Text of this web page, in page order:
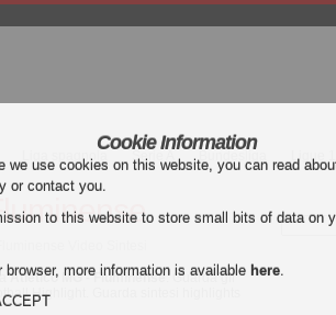
Liga spagnola Serie A Ligue 1
Video Sintesi
Atletico MG - Fluminense . Guarda gli
Highlight. Guarda sintesi highlights
Cookie Information
we use cookies on this website, you can read
or contact you.
to this website to store small bits of data on
more information is available here.